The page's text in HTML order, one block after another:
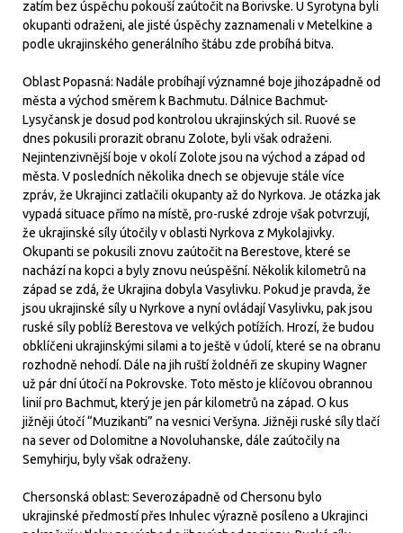
zatím bez úspěchu pokouší zaútočit na Borivske. U Syrotyna byli
okupanti odraženi, ale jisté úspěchy zaznamenali v Metelkine a
podle ukrajinského generálního štábu zde probíhá bitva.
Oblast Popasná: Nadále probíhají významné boje jihozápadně od
města a východ směrem k Bachmutu. Dálnice Bachmut-
Lysyčansk je dosud pod kontrolou ukrajinských sil. Ruové se
dnes pokusili prorazit obranu Zolote, byli však odraženi.
Nejintenzivnější boje v okolí Zolote jsou na východ a západ od
města. V posledních několika dnech se objevuje stále více
zpráv, že Ukrajinci zatlačili okupanty až do Nyrkova. Je otázka jak
vypadá situace přímo na místě, pro-ruské zdroje však potvrzují,
že ukrajinské síly útočily v oblasti Nyrkova z Mykolajivky.
Okupanti se pokusili znovu zaútočit na Berestove, které se
nachází na kopci a byly znovu neúspěšní. Několik kilometrů na
západ se zdá, že Ukrajina dobyla Vasylivku. Pokud je pravda, že
jsou ukrajinské síly u Nyrkove a nyní ovládají Vasylivku, pak jsou
ruské síly poblíž Berestova ve velkých potížích. Hrozí, že budou
obklíčeni ukrajinskými silami a to ještě v údolí, které se na obranu
rozhodně nehodí. Dále na jih ruští žoldnéři ze skupiny Wagner
už pár dní útočí na Pokrovske. Toto město je klíčovou obrannou
linií pro Bachmut, který je jen pár kilometrů na západ. O kus
jižněji útočí “Muzikanti” na vesnici Veršyna. Jižněji ruské síly tlačí
na sever od Dolomitne a Novoluhanske, dále zaútočily na
Semyhirju, byly však odraženy.
Chersonská oblast: Severozápadně od Chersonu bylo
ukrajinské předmostí přes Inhulec výrazně posíleno a Ukrajinci